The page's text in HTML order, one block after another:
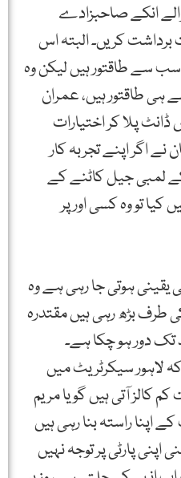
انکے صاحبزادے
کریں۔ البتہ اس
سے طاقتور ہیں لیکن وہ
ہی طاقتور ہیں، عمران
پلا کر اختیارات
اگر اپنے تجربہ کار
لمبی جیل کاٹنے کے
کیا تو وہ کسی اور پر
یقینی ہوتی جا رہی ہے وہ
طرف بڑھ رہی ہیں مقتدرہ
تک دور ہو چکا ہے۔
لاہور سیکرٹریٹ میں
کم کالز آتی ہیں گویا مریم
اپنا راستہ بنا رہی ہیں
پارٹی پر توجہ نہیں